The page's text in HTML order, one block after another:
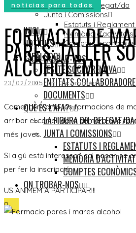
La figura del Delegat/da
Junta i Comissions
Estatuts i
Memòria d’activitats
Comptes econòmics
ON TROBAR-NOS
INICI
NOTÍCIES
ESPAI SOCI
FES-TE SOCI / RENOVA
ENTITATS
DOCUMENTS
QUÈ ÉS L’AFA?
LA FIGURA DEL DELEGAT/DA
JUNTA I COMISSIONS
ESTATUTS I
MEMÒRIA
COMPTES
ON TROBAR-NOS
noticias para todos
FORMACIO DE
PARES: TALLER
ALCOHOLÈMIA
23/02/2015 0 comments
Comencem amb les formacions de
arribar el cartell de la primera que
més joves.
Si algú està interessat, cal posar-se
per fer la inscripció.
US ANIMEM A PARTICIPAR!!!